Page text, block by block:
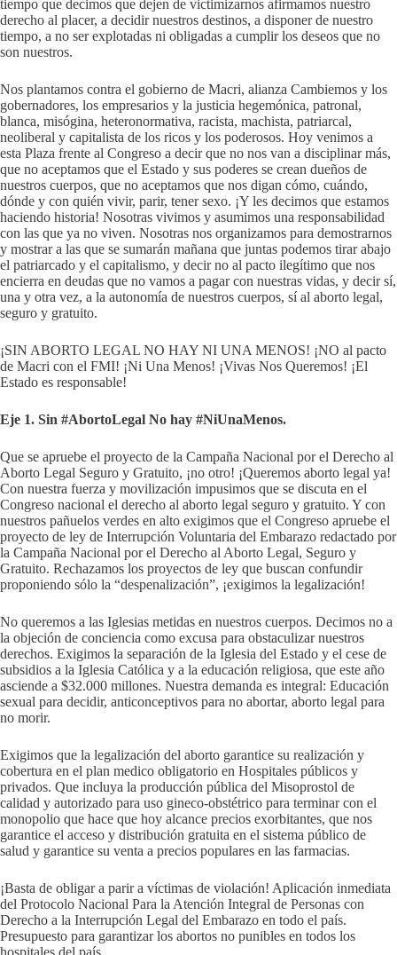
tiempo que decimos que dejen de victimizarnos afirmamos nuestro
derecho al placer, a decidir nuestros destinos, a disponer de nuestro
tiempo, a no ser explotadas ni obligadas a cumplir los deseos que no
son nuestros.
Nos plantamos contra el gobierno de Macri, alianza Cambiemos y los
gobernadores, los empresarios y la justicia hegemónica, patronal,
blanca, misógina, heteronormativa, racista, machista, patriarcal,
neoliberal y capitalista de los ricos y los poderosos. Hoy venimos a
esta Plaza frente al Congreso a decir que no nos van a disciplinar más,
que no aceptamos que el Estado y sus poderes se crean dueños de
nuestros cuerpos, que no aceptamos que nos digan cómo, cuándo,
dónde y con quién vivir, parir, tener sexo. ¡Y les decimos que estamos
haciendo historia! Nosotras vivimos y asumimos una responsabilidad
con las que ya no viven. Nosotras nos organizamos para demostrarnos
y mostrar a las que se sumarán mañana que juntas podemos tirar abajo
el patriarcado y el capitalismo, y decir no al pacto ilegítimo que nos
encierra en deudas que no vamos a pagar con nuestras vidas, y decir sí,
una y otra vez, a la autonomía de nuestros cuerpos, sí al aborto legal,
seguro y gratuito.
¡SIN ABORTO LEGAL NO HAY NI UNA MENOS! ¡NO al pacto
de Macri con el FMI! ¡Ni Una Menos! ¡Vivas Nos Queremos! ¡El
Estado es responsable!
Eje 1. Sin #AbortoLegal No hay #NiUnaMenos.
Que se apruebe el proyecto de la Campaña Nacional por el Derecho al
Aborto Legal Seguro y Gratuito, ¡no otro! ¡Queremos aborto legal ya!
Con nuestra fuerza y movilización impusimos que se discuta en el
Congreso nacional el derecho al aborto legal seguro y gratuito. Y con
nuestros pañuelos verdes en alto exigimos que el Congreso apruebe el
proyecto de ley de Interrupción Voluntaria del Embarazo redactado por
la Campaña Nacional por el Derecho al Aborto Legal, Seguro y
Gratuito. Rechazamos los proyectos de ley que buscan confundir
proponiendo sólo la “despenalización”, ¡exigimos la legalización!
No queremos a las Iglesias metidas en nuestros cuerpos. Decimos no a
la objeción de conciencia como excusa para obstaculizar nuestros
derechos. Exigimos la separación de la Iglesia del Estado y el cese de
subsidios a la Iglesia Católica y a la educación religiosa, que este año
asciende a $32.000 millones. Nuestra demanda es integral: Educación
sexual para decidir, anticonceptivos para no abortar, aborto legal para
no morir.
Exigimos que la legalización del aborto garantice su realización y
cobertura en el plan medico obligatorio en Hospitales públicos y
privados. Que incluya la producción pública del Misoprostol de
calidad y autorizado para uso gineco-obstétrico para terminar con el
monopolio que hace que hoy alcance precios exorbitantes, que nos
garantice el acceso y distribución gratuita en el sistema público de
salud y garantice su venta a precios populares en las farmacias.
¡Basta de obligar a parir a víctimas de violación! Aplicación inmediata
del Protocolo Nacional Para la Atención Integral de Personas con
Derecho a la Interrupción Legal del Embarazo en todo el país.
Presupuesto para garantizar los abortos no punibles en todos los
hospitales del país.